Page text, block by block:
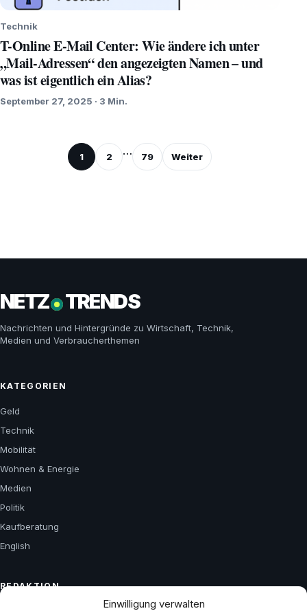
Einwilligung verwalten
Technik
T-Online E-Mail Center: Wie ändere ich unter
„Mail-Adressen“ den angezeigten Namen – und
was ist eigentlich ein Alias?
September 27, 2025 · 3 Min.
Seitennummerierung
1 2 … 79 Weiter
NETZ TRENDS
Nachrichten und Hintergründe zu Wirtschaft, Technik,
Medien und Verbraucherthemen
KATEGORIEN
Geld
Technik
Mobilität
Wohnen & Energie
Medien
Politik
Kaufberatung
English
REDAKTION